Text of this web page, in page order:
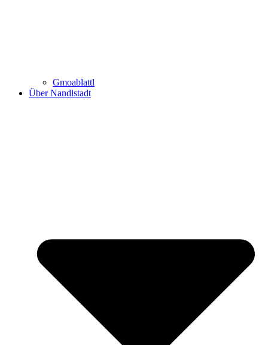
Gmoablattl
Über Nandlstadt